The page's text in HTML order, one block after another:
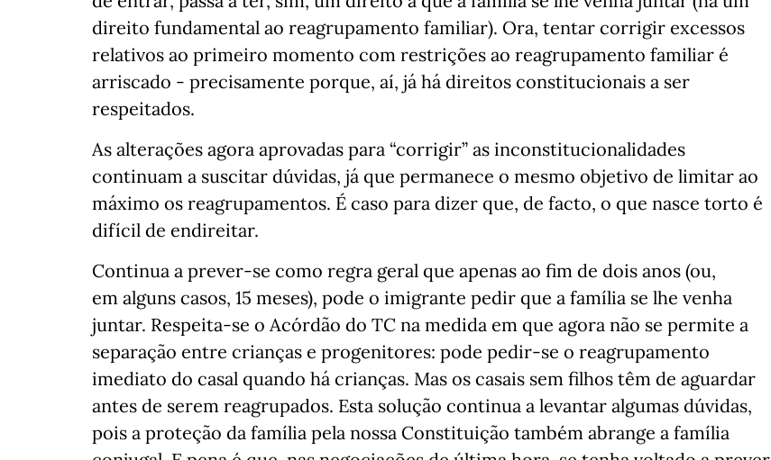
direito fundamental ao reagrupamento familiar). Ora, tentar corrigir excessos
relativos ao primeiro momento com restrições ao reagrupamento familiar é
arriscado - precisamente porque, aí, já há direitos constitucionais a ser
respeitados.
As alterações agora aprovadas para “corrigir” as inconstitucionalidades
continuam a suscitar dúvidas, já que permanece o mesmo objetivo de limitar ao
máximo os reagrupamentos. É caso para dizer que, de facto, o que nasce torto é
difícil de endireitar.
Continua a prever-se como regra geral que apenas ao fim de dois anos (ou,
em alguns casos, 15 meses), pode o imigrante pedir que a família se lhe venha
juntar. Respeita-se o Acórdão do TC na medida em que agora não se permite a
separação entre crianças e progenitores: pode pedir-se o reagrupamento
imediato do casal quando há crianças. Mas os casais sem filhos têm de aguardar
antes de serem reagrupados. Esta solução continua a levantar algumas dúvidas,
pois a proteção da família pela nossa Constituição também abrange a família